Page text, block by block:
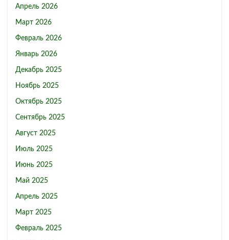
Апрель 2026
Март 2026
Февраль 2026
Январь 2026
Декабрь 2025
Ноябрь 2025
Октябрь 2025
Сентябрь 2025
Август 2025
Июль 2025
Июнь 2025
Май 2025
Апрель 2025
Март 2025
Февраль 2025